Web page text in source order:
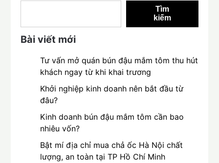
Tìm
kiếm
Bài viết mới
Tư vấn mở quán bún đậu mắm tôm thu hút
khách ngay từ khi khai trương
Khởi nghiệp kinh doanh nên bắt đầu từ
đâu?
Kinh doanh bún đậu mắm tôm cần bao
nhiêu vốn?
Bật mí địa chỉ mua chả ốc Hà Nội chất
lượng, an toàn tại TP Hồ Chí Minh